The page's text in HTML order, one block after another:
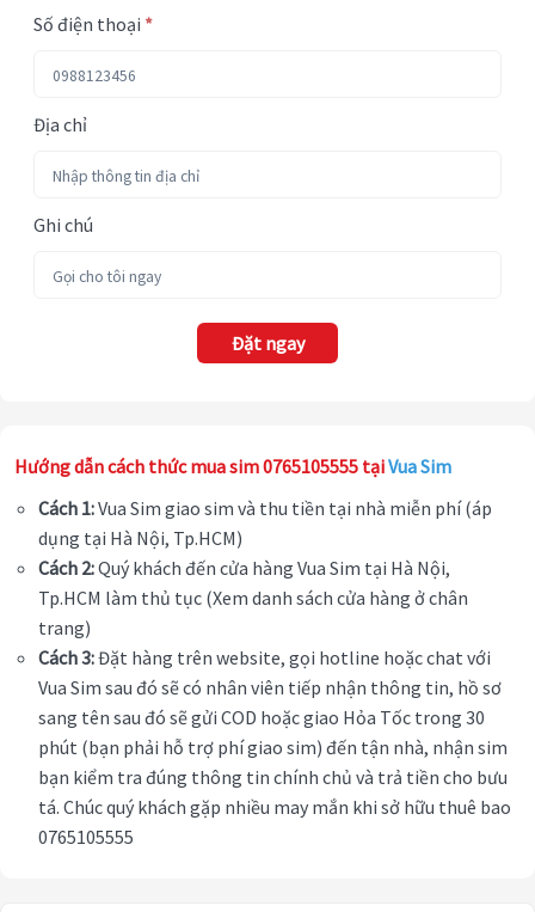
Số điện thoại *
Địa chỉ
Ghi chú
Đặt ngay
Hướng dẫn cách thức mua sim 0765105555 tạiVua Sim
Cách 1:Vua Sim giao sim và thu tiền tại nhà miễn phí (áp
dụng tại Hà Nội, Tp.HCM)
Cách 2:Quý khách đến cửa hàng Vua Sim tại Hà Nội,
Tp.HCM làm thủ tục (Xem danh sách cửa hàng ở chân
trang)
Cách 3:Đặt hàng trên website, gọi hotline hoặc chat với
Vua Sim sau đó sẽ có nhân viên tiếp nhận thông tin, hồ sơ
sang tên sau đó sẽ gửi COD hoặc giao Hỏa Tốc trong 30
phút (bạn phải hỗ trợ phí giao sim) đến tận nhà, nhận sim
bạn kiểm tra đúng thông tin chính chủ và trả tiền cho bưu
tá. Chúc quý khách gặp nhiều may mắn khi sở hữu thuê bao
0765105555